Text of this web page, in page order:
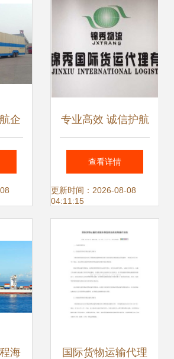
理模式详解
企
上
运
专业高效 诚信护航
——东莞锦秀国际
货运代理公司简介
查看详情
更新时间：2026-08-08
04:11:15
海 国际货物运输代理